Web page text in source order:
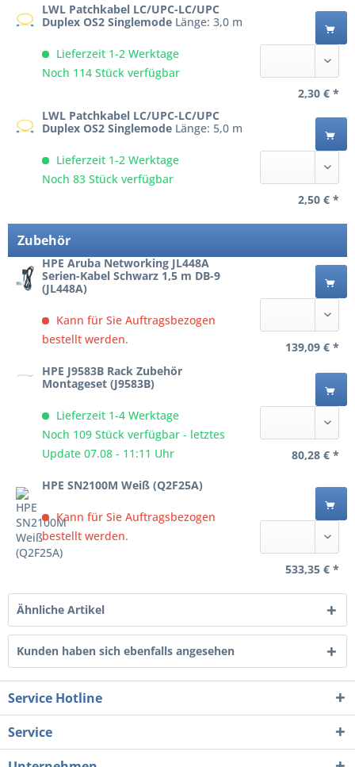
LWL Patchkabel LC/UPC-LC/UPC
Duplex OS2 SinglemodeLänge: 3,0 m
Lieferzeit 1-2 Werktage
Noch 114 Stück verfügbar
2,30 € *
LWL Patchkabel LC/UPC-LC/UPC
Duplex OS2 SinglemodeLänge: 5,0 m
Lieferzeit 1-2 Werktage
Noch 83 Stück verfügbar
2,50 € *
Zubehör
HPE Aruba Networking JL448A
Serien-Kabel Schwarz 1,5 m DB-9
(JL448A)
Kann für Sie Auftragsbezogen
bestellt werden.
139,09 € *
HPE J9583B Rack Zubehör
Montageset (J9583B)
Lieferzeit 1-4 Werktage
Noch 109 Stück verfügbar - letztes
Update 07.08 - 11:11 Uhr
80,28 € *
HPE SN2100M Weiß (Q2F25A)
Kann für Sie Auftragsbezogen
bestellt werden.
533,35 € *
Ähnliche Artikel
Kunden haben sich ebenfalls angesehen
Service Hotline
Service